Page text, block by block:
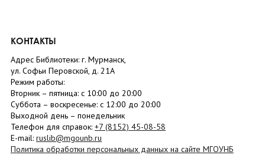
КОНТАКТЫ
Адрес Библиотеки: г. Мурманск,
ул. Софьи Перовской, д. 21А
Режим работы:
Вторник – пятница: с 10:00 до 20:00
Суббота – воскресенье: c 12:00 до 20:00
Выходной день – понедельник
Телефон для справок: +7 (8152) 45-08-58
E-mail: ruslib@mgounb.ru
Политика обработки персональных данных на сайте МГОУНБ